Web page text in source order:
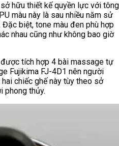
hữu thiết kế quyền lực với tông
màu này là sau nhiều năm sử
biệt, tone màu đen phù hợp
nhau cũng như không bao giờ
tích hợp 4 bài massage tự
Fujikima FJ-4D1 nên người
chiếc ghế này tùy theo sở
phong thủy.